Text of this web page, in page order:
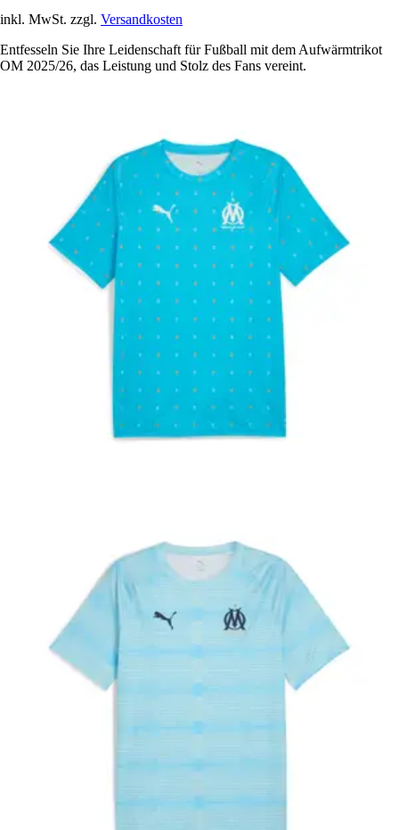
inkl. MwSt. zzgl. Versandkosten
Entfesseln Sie Ihre Leidenschaft für Fußball mit dem Aufwärmtrikot
OM 2025/26, das Leistung und Stolz des Fans vereint.